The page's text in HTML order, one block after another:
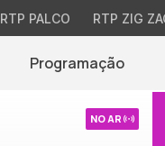
RTP PALCO RTP ZIG
Programação
NO AR